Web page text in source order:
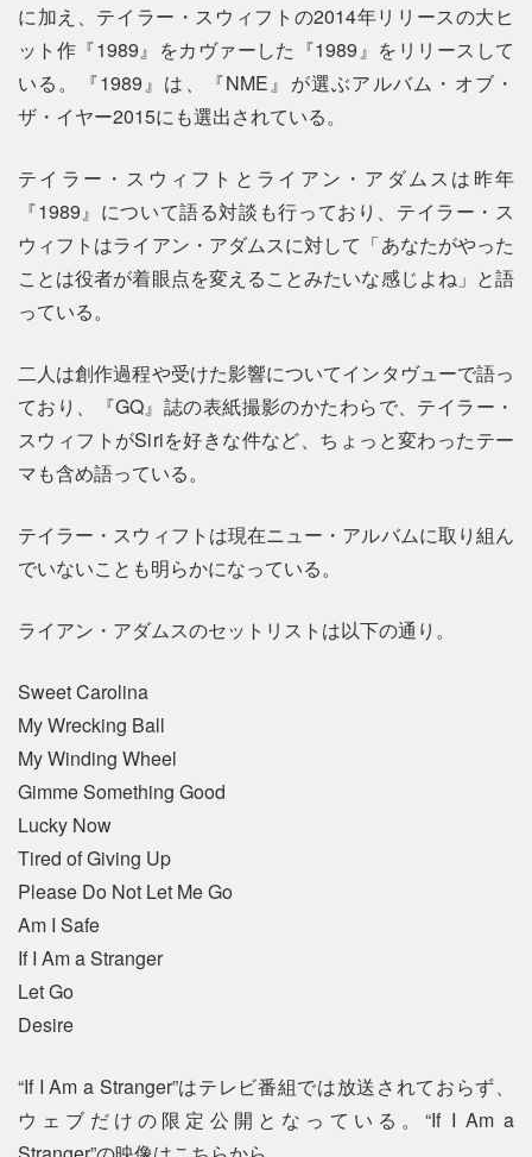
に加え、テイラー・スウィフトの2014年リリースの大ヒ
ット作『1989』をカヴァーした『1989』をリリースして
いる。『1989』は、『NME』が選ぶアルバム・オブ・
ザ・イヤー2015にも選出されている。
テイラー・スウィフトとライアン・アダムスは昨年
『1989』について語る対談も行っており、テイラー・ス
ウィフトはライアン・アダムスに対して「あなたがやった
ことは役者が着眼点を変えることみたいな感じよね」と語
っている。
二人は創作過程や受けた影響についてインタヴューで語っ
ており、『GQ』誌の表紙撮影のかたわらで、テイラー・
スウィフトがSiriを好きな件など、ちょっと変わったテー
マも含め語っている。
テイラー・スウィフトは現在ニュー・アルバムに取り組ん
でいないことも明らかになっている。
ライアン・アダムスのセットリストは以下の通り。
Sweet Carolina
My Wrecking Ball
My Winding Wheel
Gimme Something Good
Lucky Now
Tired of Giving Up
Please Do Not Let Me Go
Am I Safe
If I Am a Stranger
Let Go
Desire
“If I Am a Stranger”はテレビ番組では放送されておらず、
ウェブだけの限定公開となっている。“If I Am a